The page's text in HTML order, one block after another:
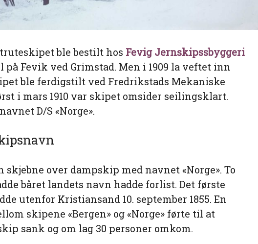
ble bestilt hos Fevig Jernskipssbyggeri
på Fevik ved Grimstad. Men i 1909 la veftet inn
ble ferdigstilt ved Fredrikstads Mekaniske
i mars 1910 var skipet omsider seilingsklart.
D/S «Norge».
skjebne over dampskip med navnet «Norge». To
båret landets navn hadde forlist. Det første
utenfor Kristiansand 10. september 1855. En
skipene «Bergen» og «Norge» førte til at
sank og om lag 30 personer omkom.